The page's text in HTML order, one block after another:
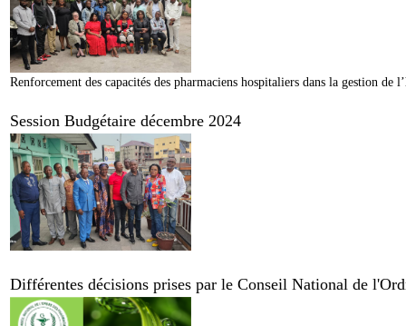
Renforcement des capacités des pharmaciens hospitaliers dans la gestion
Session Budgétaire décembre 2024
Différentes décisions prises par le Conseil National de